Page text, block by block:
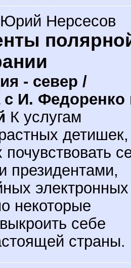
Юрий Нерсесов
- север /
с И. Федоренко
К услугам
детишек,
президентами,
электронных
некоторые
себе
страны.